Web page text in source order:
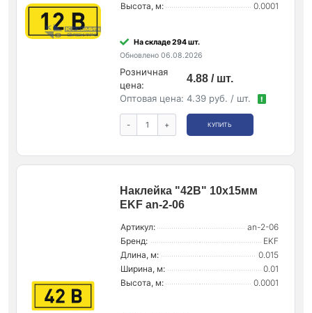
Высота, м: 0.0001
На складе 294 шт.
Обновлено 06.08.2026
Розничная
цена:
4.88 / шт.
Оптовая цена: 4.39 руб. / шт. !
- + КУПИТЬ
Наклейка "42В" 10х15мм
EKF an-2-06
Артикул:
an-2-06
Бренд:
EKF
Длина, м:
0.015
Ширина, м:
0.01
Высота, м:
0.0001